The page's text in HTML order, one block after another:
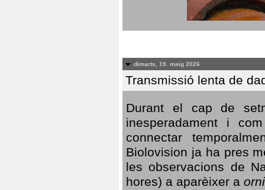
dimarts, 19. maig 2026
Transmissió lenta de
Durant el cap de
inesperadament i
connectar
Biolovision ja ha pres
les observacions de
hores) a aparèixer a